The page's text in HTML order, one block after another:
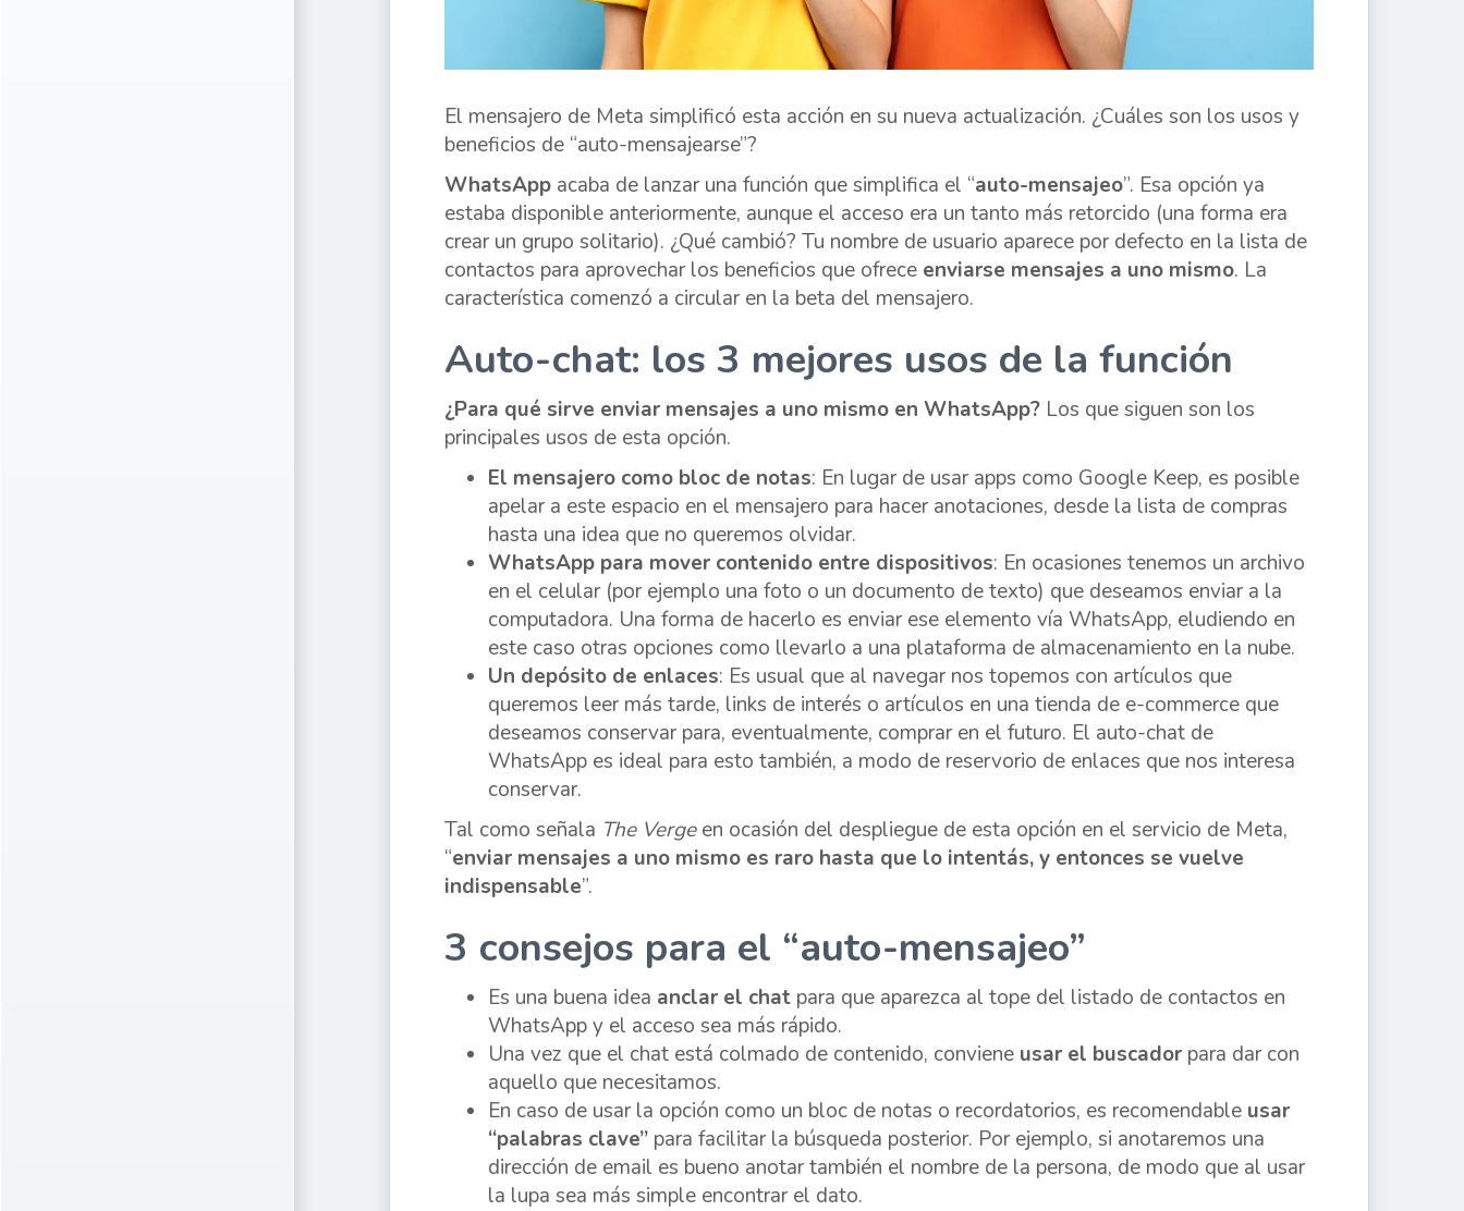
El mensajero de Meta simplificó esta acción en su nueva actualización. ¿Cuáles son los usos y
beneficios de “auto-mensajearse”?
WhatsApp acaba de lanzar una función que simplifica el “auto-mensajeo”. Esa opción ya
estaba disponible anteriormente, aunque el acceso era un tanto más retorcido (una forma era
crear un grupo solitario). ¿Qué cambió? Tu nombre de usuario aparece por defecto en la lista de
contactos para aprovechar los beneficios que ofrece enviarse mensajes a uno mismo. La
característica comenzó a circular en la beta del mensajero.
Auto-chat: los 3 mejores usos de la función
¿Para qué sirve enviar mensajes a uno mismo en WhatsApp? Los que siguen son los
principales usos de esta opción.
El mensajero como bloc de notas: En lugar de usar apps como Google Keep, es posible
apelar a este espacio en el mensajero para hacer anotaciones, desde la lista de compras
hasta una idea que no queremos olvidar.
WhatsApp para mover contenido entre dispositivos: En ocasiones tenemos un archivo
en el celular (por ejemplo una foto o un documento de texto) que deseamos enviar a la
computadora. Una forma de hacerlo es enviar ese elemento vía WhatsApp, eludiendo en
este caso otras opciones como llevarlo a una plataforma de almacenamiento en la nube.
Un depósito de enlaces: Es usual que al navegar nos topemos con artículos que
queremos leer más tarde, links de interés o artículos en una tienda de e-commerce que
deseamos conservar para, eventualmente, comprar en el futuro. El auto-chat de
WhatsApp es ideal para esto también, a modo de reservorio de enlaces que nos interesa
conservar.
Tal como señala The Vergeen ocasión del despliegue de esta opción en el servicio de Meta,
“enviar mensajes a uno mismo es raro hasta que lo intentás, y entonces se vuelve
indispensable”.
3 consejos para el “auto-mensajeo”
Es una buena idea anclar el chat para que aparezca al tope del listado de contactos en
WhatsApp y el acceso sea más rápido.
Una vez que el chat está colmado de contenido, conviene usar el buscador para dar con
aquello que necesitamos.
En caso de usar la opción como un bloc de notas o recordatorios, es recomendable usar
“palabras clave” para facilitar la búsqueda posterior. Por ejemplo, si anotaremos una
dirección de email es bueno anotar también el nombre de la persona, de modo que al usar
la lupa sea más simple encontrar el dato.